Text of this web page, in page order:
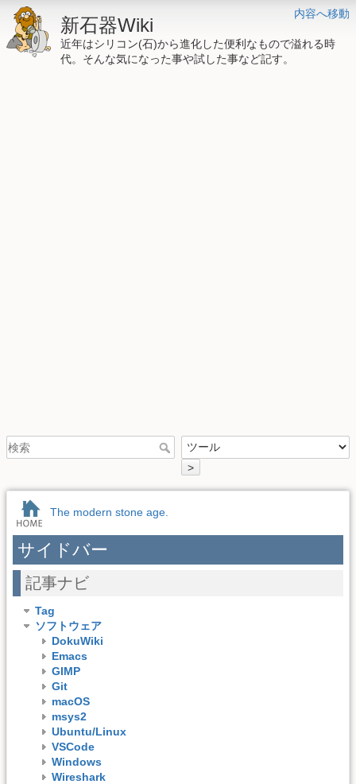
内容へ移動
新石器Wiki
近年はシリコン(石)から進化した便利なもので溢れる時
代。そんな気になった事や試した事など記す。
>
The modern stone age.
サイドバー
記事ナビ
Tag
ソフトウェア
DokuWiki
Emacs
GIMP
Git
macOS
msys2
Ubuntu/Linux
VSCode
Windows
Wireshark